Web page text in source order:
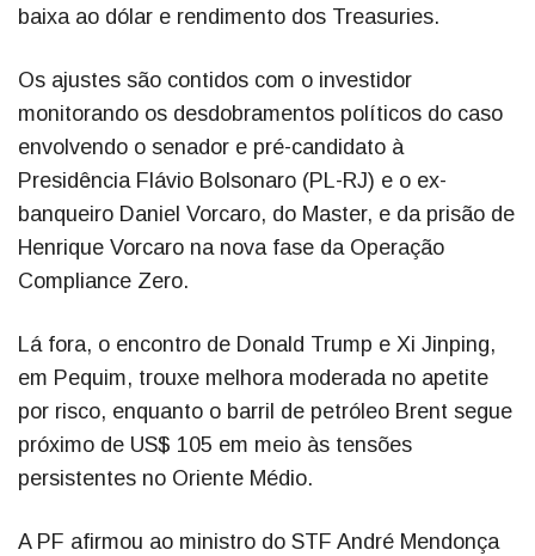
baixa ao dólar e rendimento dos Treasuries.
Os ajustes são contidos com o investidor
monitorando os desdobramentos políticos do caso
envolvendo o senador e pré-candidato à
Presidência Flávio Bolsonaro (PL-RJ) e o ex-
banqueiro Daniel Vorcaro, do Master, e da prisão de
Henrique Vorcaro na nova fase da Operação
Compliance Zero.
Lá fora, o encontro de Donald Trump e Xi Jinping,
em Pequim, trouxe melhora moderada no apetite
por risco, enquanto o barril de petróleo Brent segue
próximo de US$ 105 em meio às tensões
persistentes no Oriente Médio.
A PF afirmou ao ministro do STF André Mendonça